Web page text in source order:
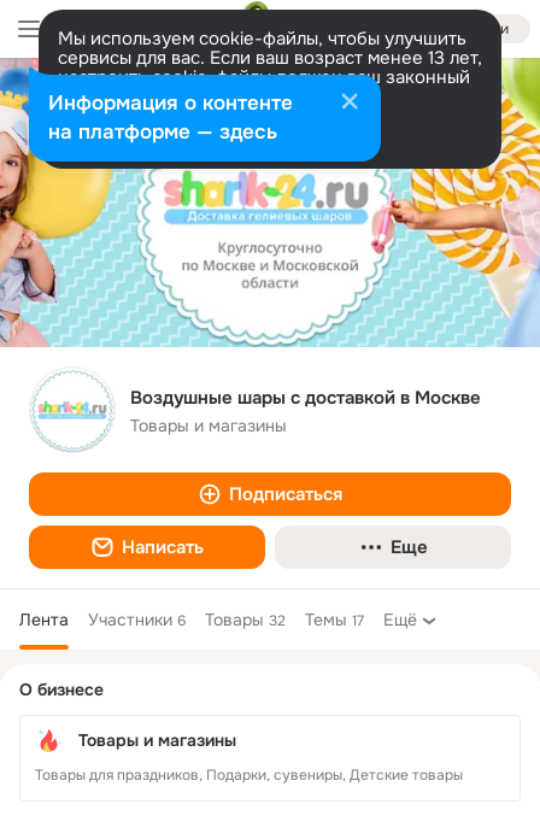
Войти
Мы используем cookie-файлы, чтобы улучшить
сервисы для вас. Если ваш возраст менее 13 лет,
настроить cookie-файлы должен ваш законный
представитель. Больше информации
Разрешить все Настроить
Воздушные шары с доставкой в Москве
Товары и магазины
Подписаться
Написать Еще
Лента Участники 6 Товары 32 Темы 17 Ещё
колонка
О бизнесе
Товары и магазины
Товары для праздников, Подарки, сувениры, Детские товары
Информация о контенте
на платформе — здесь